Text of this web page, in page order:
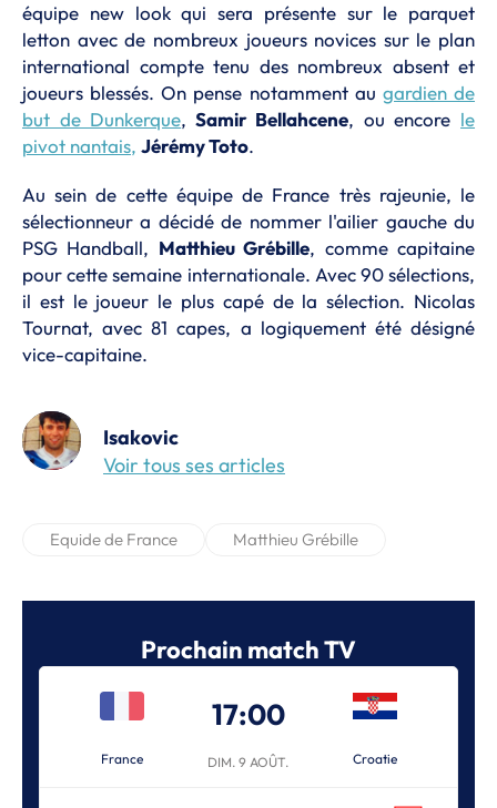
équipe new look qui sera présente sur le parquet
letton avec de nombreux joueurs novices sur le plan
international compte tenu des nombreux absent et
joueurs blessés. On pense notamment au gardien de
but de Dunkerque, Samir Bellahcene, ou encore le
pivot nantais, Jérémy Toto.
Au sein de cette équipe de France très rajeunie, le
sélectionneur a décidé de nommer l'ailier gauche du
PSG Handball, Matthieu Grébille, comme capitaine
pour cette semaine internationale. Avec 90 sélections,
il est le joueur le plus capé de la sélection. Nicolas
Tournat, avec 81 capes, a logiquement été désigné
vice-capitaine.
Isakovic
Voir tous ses articles
Equide de France Matthieu Grébille
Prochain match TV
France
17:00
DIM. 9 AOÛT. Croatie